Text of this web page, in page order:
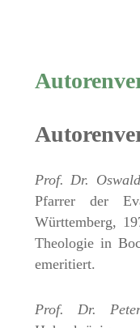
Prof. Dr.
Pfarrer der
Württemberg,
Theologie in
emeritiert.
Prof. Dr.